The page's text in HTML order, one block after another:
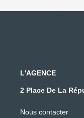
L'AGENCE
2 Place De La
Nous contacter